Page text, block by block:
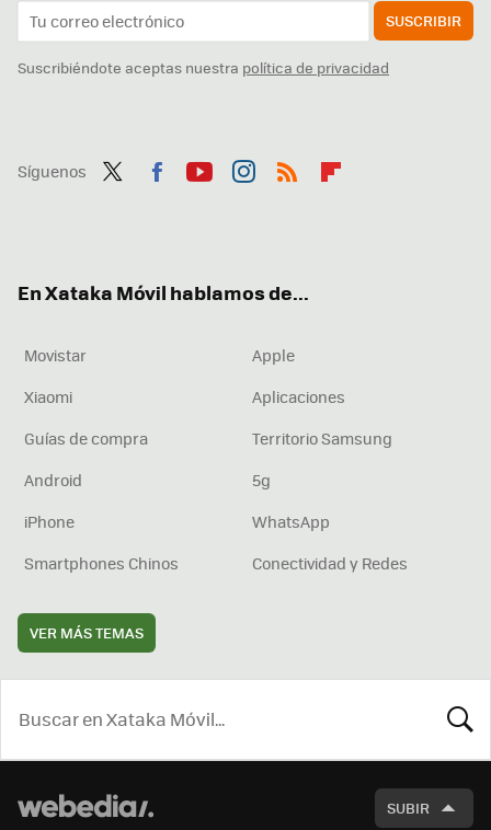
SUSCRIBIR
Suscribiéndote aceptas nuestra política de privacidad
Síguenos
En Xataka Móvil hablamos de...
Movistar
Apple
Xiaomi
Aplicaciones
Guías de compra
Territorio Samsung
Android
5g
iPhone
WhatsApp
Smartphones Chinos
Conectividad y Redes
VER MÁS TEMAS
SUBIR